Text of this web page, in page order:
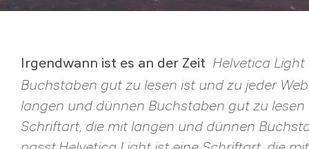
Irgendwann ist es an der Zeit Helvetica
Buchstaben gut zu lesen ist und zu jeder
langen und dünnen Buchstaben gut zu
Schriftart, die mit langen und dünnen